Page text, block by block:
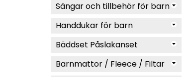
Sängar och tillbehör för barn
Handdukar för barn
Bäddset Påslakanset
Barnmattor / Fleece / Filtar